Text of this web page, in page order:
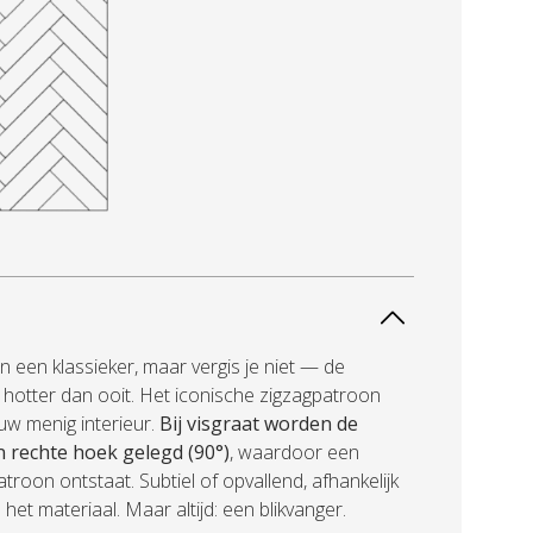
een klassieker, maar vergis je niet — de
dan ooit. Het iconische zigzagpatroon
menig interieur. Bij visgraat worden de
rechte hoek gelegd (90°), waardoor een
ontstaat. Subtiel of opvallend, afhankelijk
materiaal. Maar altijd: een blikvanger.